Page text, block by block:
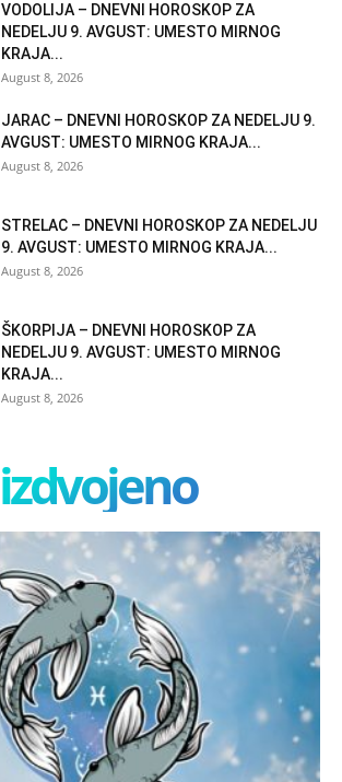
VODOLIJA – DNEVNI HOROSKOP ZA
NEDELJU 9. AVGUST: UMESTO MIRNOG
KRAJA...
August 8, 2026
JARAC – DNEVNI HOROSKOP ZA NEDELJU 9.
AVGUST: UMESTO MIRNOG KRAJA...
August 8, 2026
STRELAC – DNEVNI HOROSKOP ZA NEDELJU
9. AVGUST: UMESTO MIRNOG KRAJA...
August 8, 2026
ŠKORPIJA – DNEVNI HOROSKOP ZA
NEDELJU 9. AVGUST: UMESTO MIRNOG
KRAJA...
August 8, 2026
izdvojeno